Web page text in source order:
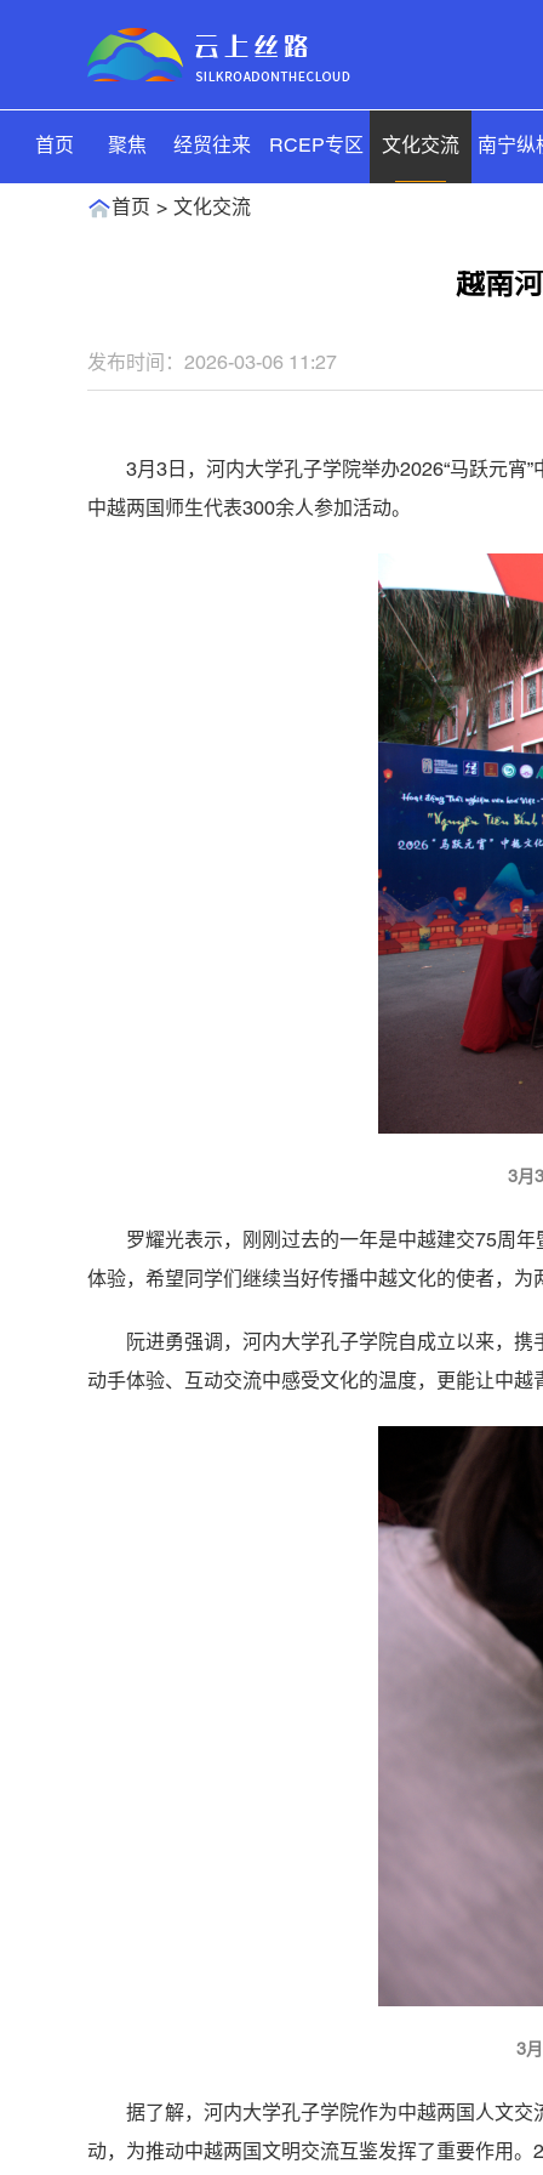
首页 聚焦 经贸往来 RCEP专区 文化交流 南宁纵
首页 文化交流
越南
发布时间：2026-03-06 11:27
3月3日，河内大学孔子学院举办2026“马跃元宵
中越两国师生代表300余人参加活动。
3月
罗耀光表示，刚刚过去的一年是中越建交75周
体验，希望同学们继续当好传播中越文化的使者，为
阮进勇强调，河内大学孔子学院自成立以来，
动手体验、互动交流中感受文化的温度，更能让中
3
据了解，河内大学孔子学院作为中越两国人文
动，为推动中越两国文明交流互鉴发挥了重要作用